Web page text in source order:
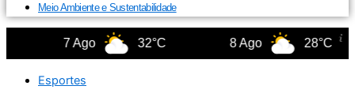
Meio Ambiente e Sustentabilidade
7 Ago 32°C 8 Ago 28°C
Esportes